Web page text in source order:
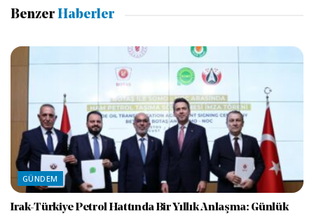
Benzer Haberler
GÜNDEM
Irak-Türkiye Petrol Hattında Bir Yıllık Anlaşma: Günlük